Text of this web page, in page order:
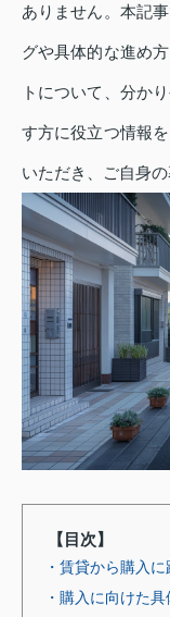
ありません。本記
グや具体的な進め
トについて、分か
す方に役立つ情報
いただき、ご自身
【目次】
・賃貸から購入
・購入に向けた